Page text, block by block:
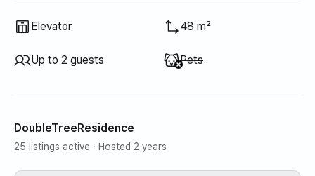
Elevator 48 m²
Up to 2 guests Unavailable
Pets
DoubleTreeResidence
25 listings active · Hosted 2 years